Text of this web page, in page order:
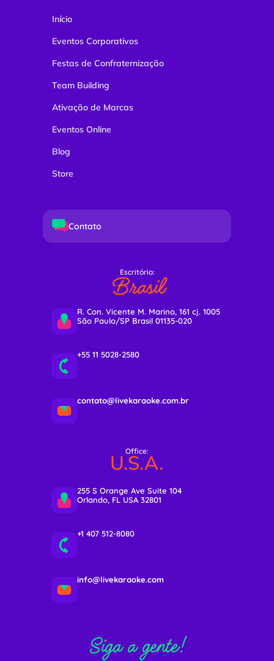
Início
Eventos Corporativos
Festas de Confraternização
Team Building
Ativação de Marcas
Eventos Online
Blog
Store
Contato
Escritório:
Brasil
R. Con. Vicente M. Marino, 161 cj. 1005
São Paulo/SP Brasil 01135-020
+55 11 5028-2580
contato@livekaraoke.com.br
Office:
U.S.A.
255 S Orange Ave Suite 104
Orlando, FL USA 32801
+1 407 512-8080
info@livekaraoke.com
Siga a gente!